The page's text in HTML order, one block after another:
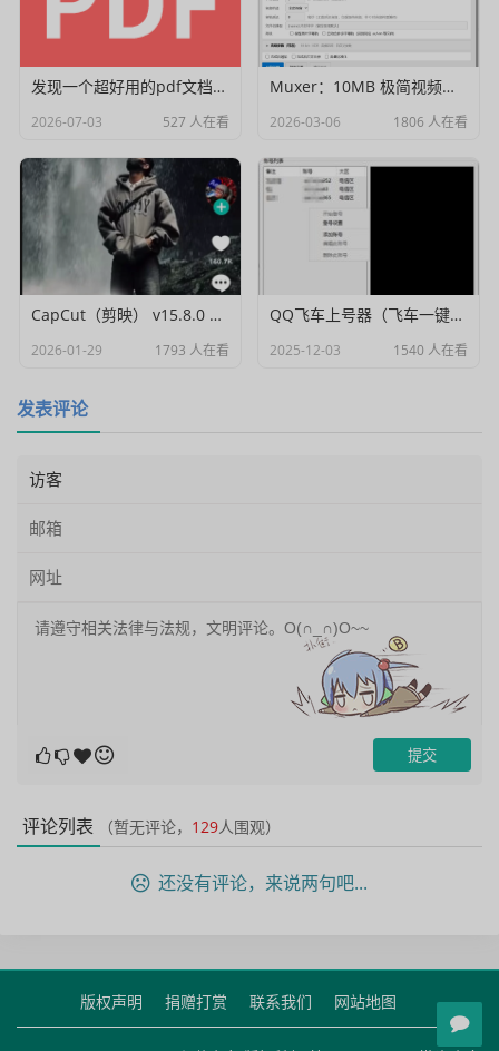
发现一个超好用的pdf文档编辑器
2026-07-03 527 人在看
Muxer：10MB 极简视频字幕批量封装工具 (单文件/绿色版)
2026-03-06 1806 人在看
CapCut（剪映） v15.8.0 国际高级会员解锁破解版
2026-01-29 1793 人在看
QQ飞车上号器（飞车一键登号器）V1.0
2025-12-03 1540 人在看
发表评论
评论列表 （暂无评论， 129人围观）
还没有评论，来说两句吧...
版权声明 捐赠打赏 联系我们 网站地图